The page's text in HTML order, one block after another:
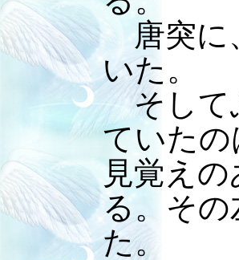
唐突に
いた。
そして
ていたの
見覚え
る。そ
た。